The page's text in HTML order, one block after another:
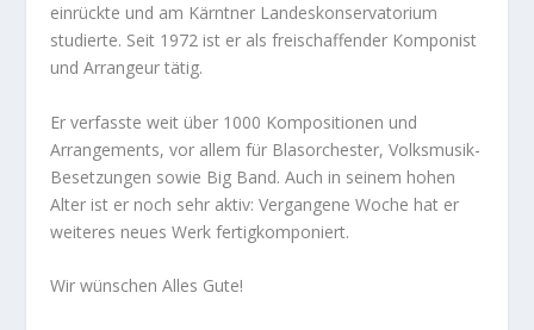
einrückte und am Kärntner Landeskonservatorium
studierte. Seit 1972 ist er als freischaffender Komponist
und Arrangeur tätig.
Er verfasste weit über 1000 Kompositionen und
Arrangements, vor allem für Blasorchester, Volksmusik-
Besetzungen sowie Big Band. Auch in seinem hohen
Alter ist er noch sehr aktiv: Vergangene Woche hat er
weiteres neues Werk fertigkomponiert.
Wir wünschen Alles Gute!